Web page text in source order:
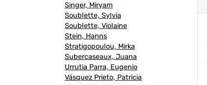
Singer, Miryam
Soublette, Sylvia
Soublette, Violaine
Stein, Hanns
Stratigopoulou, Mirka
Subercaseaux, Juana
Urrutia Parra, Eugenio
Vásquez Prieto, Patricia